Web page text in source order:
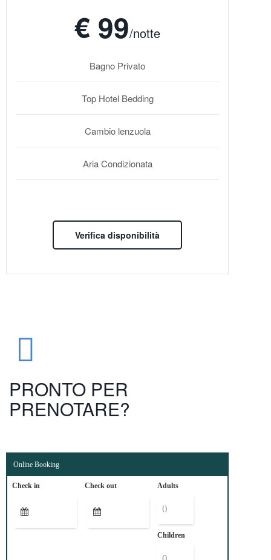
€ 99/notte
Bagno Privato
Top Hotel Bedding
Cambio lenzuola
Aria Condizionata
Verifica disponibilità
PRONTO PER
PRENOTARE?
Online Booking
Check in Check out Adults
Children